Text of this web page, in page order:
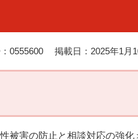
0555600 掲載日：2025年1月
被害の防止と相談対応の強化